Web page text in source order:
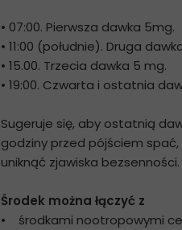
• 07:00. Pierwsza dawka 5mg.
• 11:00 (południe). Druga
• 15.00. Trzecia dawka 5 mg.
• 19:00. Czwarta i ostatnia
Sugeruje się, aby ostatnią
godziny przed pójściem
uniknąć zjawiska bezsenności.
Środek można łączyć z
• środkami nootropowymi